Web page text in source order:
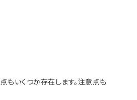
もいくつか存在します。注意点も